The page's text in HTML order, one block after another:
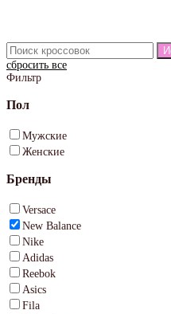
сбросить все
Фильтр
Пол
Мужские
Женские
Бренды
Versace
New Balance
Nike
Adidas
Reebok
Asics
Fila